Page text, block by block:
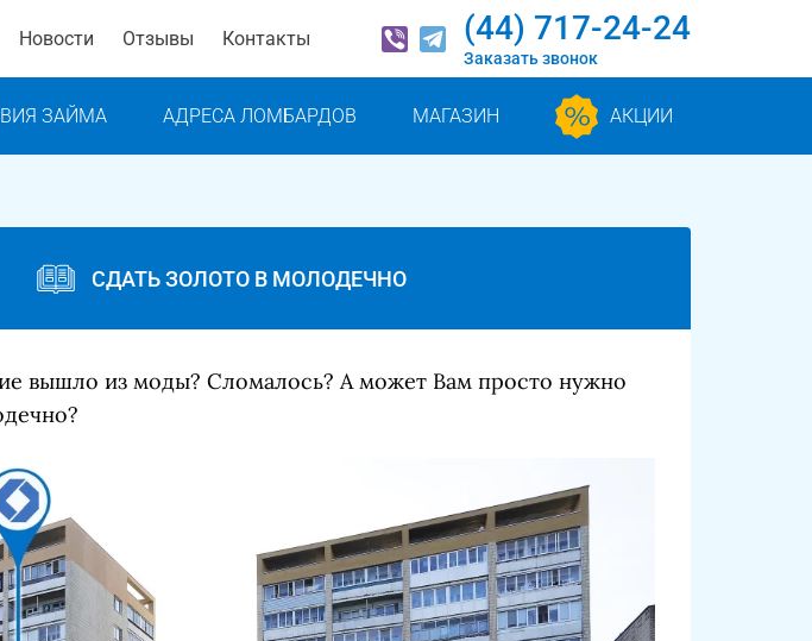
Новости Отзывы Контакты (44) 717-24-24
Заказать звонок
ЗАЙМА АДРЕСА ЛОМБАРДОВ МАГАЗИН АКЦИИ
СДАТЬ ЗОЛОТО В МОЛОДЕЧНО
вышло из моды? Сломалось? А может Вам просто нужно